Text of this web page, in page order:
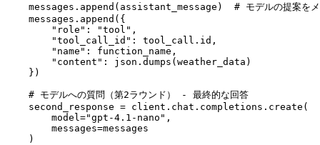
messages.append(assistant_message)  # モデルの提案をメ
    messages.append({
        "role": "tool",
        "tool_call_id": tool_call.id,
        "name": function_name,
        "content": json.dumps(weather_data)
    })
    # モデルへの質問（第2ラウンド） - 最終的な回答
    second_response = client.chat.completions.create(
        model="gpt-4.1-nano",
        messages=messages
    )